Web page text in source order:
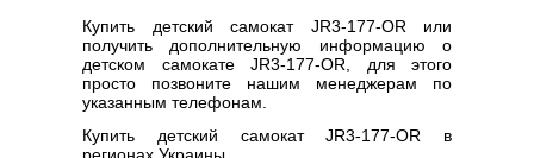
Купить детский самокат JR3-177-OR или
получить дополнительную информацию о
детском самокате JR3-177-OR, для этого
просто позвоните нашим менеджерам по
указанным телефонам.
Купить детский самокат JR3-177-OR в